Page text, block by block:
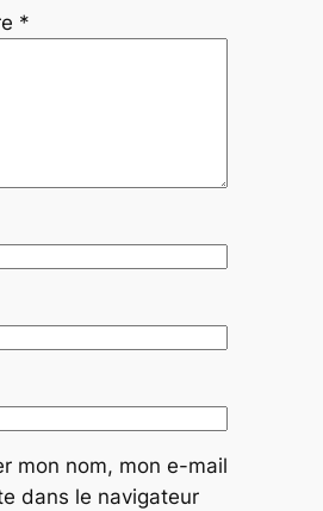
*
mon nom, mon e-mail
dans le navigateur